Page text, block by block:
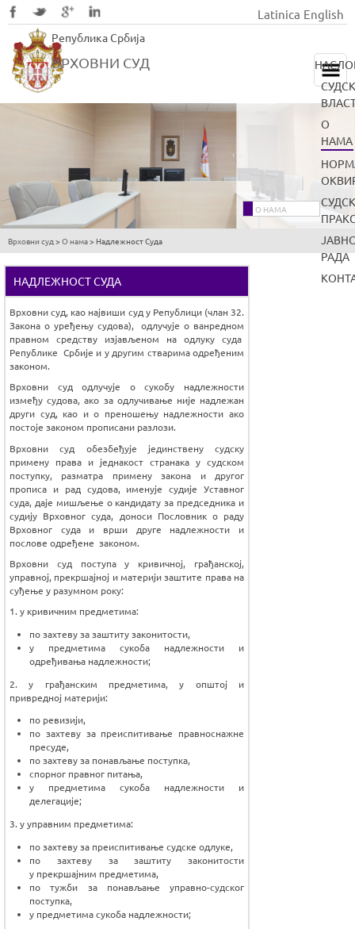
to
main
Република Србија
ВРХОВНИ СУД
Latinica English
О
НАМА
РАДА
О НАМА
You
are
here
Врховни суд > О нама> Надлежност Суда
НАДЛЕЖНОСТ СУДА
Врховни суд, као највиши суд у Републици (члан 32.
Закона о уређењу судова), одлучује о ванредном
правном средству изјављеном на одлуку суда
Републике Србије и у другим стварима одређеним
законом.
Врховни суд одлучује о сукобу надлежности
између судова, ако за одлучивање није надлежан
други суд, као и о преношењу надлежности ако
постоје законом прописани разлози.
Врховни суд обезбеђује јединствену судску
примену права и једнакост странака у судском
поступку, разматра примену закона и другог
прописа и рад судова, именује судије Уставног
суда, даје мишљење о кандидату за председника и
судију Врховног суда, доноси Пословник о раду
Врховног суда и врши друге надлежности и
послове одређене законом.
Врховни суд поступа у кривичној, грађанској,
управној, прекршајној и материји заштите права на
суђење у разумном року:
1. у кривичним предметима:
по захтеву за заштиту законитости,
у предметима сукоба надлежности и
одређивања надлежности;
2. у грађанским предметима, у општој и
привредној материји:
по ревизији,
по захтеву за преиспитивање правноснажне
пресуде,
по захтеву за понављање поступка,
спорног правног питања,
у предметима сукоба надлежности и
делегације;
3. у управним предметима:
по захтеву за преиспитивање судске одлуке,
по захтеву за заштиту законитости
у прекршајним предметима,
по тужби за понављање управно-судског
поступка,
у предметима сукоба надлежности;